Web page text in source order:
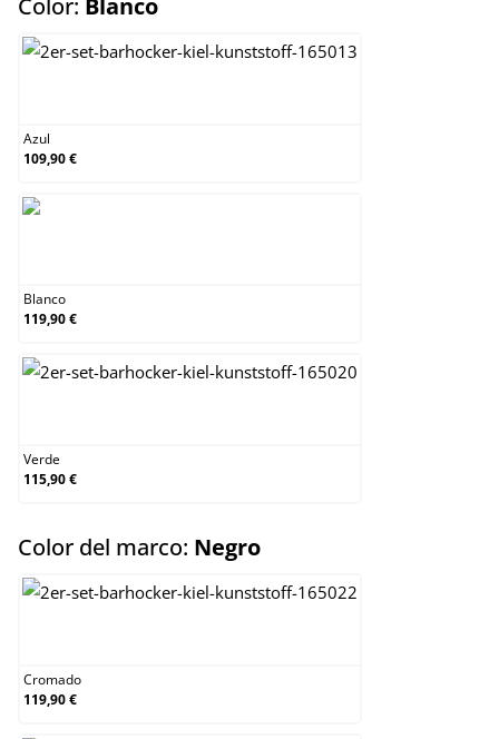
Color: Blanco
Azul
109,90 €
Blanco
119,90 €
Verde
115,90 €
Color del marco: Negroselect
Cromado
119,90 €